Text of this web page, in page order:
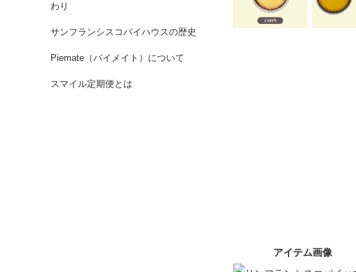
アイテム画像
わり
サンフランシスコパイハウスの歴史
Piemate（パイメイト）について
スマイル定期便とは